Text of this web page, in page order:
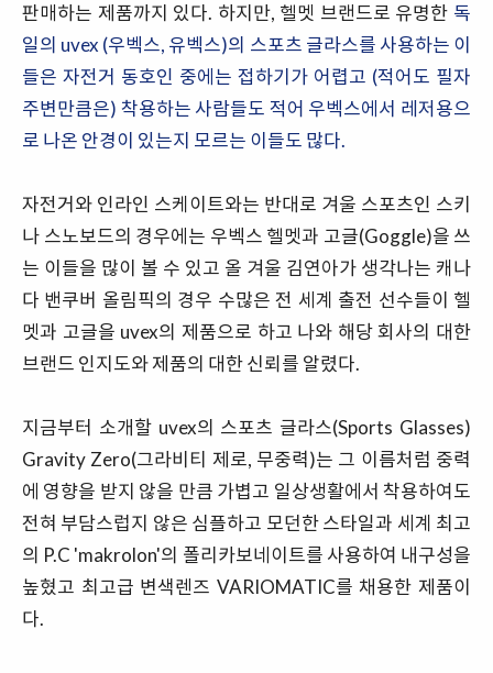
판매하는 제품까지 있다. 하지만, 헬멧 브랜드로 유명한 독
일의 uvex (우벡스, 유벡스)의 스포츠 글라스를 사용하는 이
들은 자전거 동호인 중에는 접하기가 어렵고 (적어도 필자
주변만큼은) 착용하는 사람들도 적어 우벡스에서 레저용으
로 나온 안경이 있는지 모르는 이들도 많다.
자전거와 인라인 스케이트와는 반대로 겨울 스포츠인 스키
나 스노보드의 경우에는 우벡스 헬멧과 고글(Goggle)을 쓰
는 이들을 많이 볼 수 있고 올 겨울 김연아가 생각나는 캐나
다 밴쿠버 올림픽의 경우 수많은 전 세계 출전 선수들이 헬
멧과 고글을 uvex의 제품으로 하고 나와 해당 회사의 대한
브랜드 인지도와 제품의 대한 신뢰를 알렸다.
지금부터 소개할 uvex의 스포츠 글라스(Sports Glasses)
Gravity Zero(그라비티 제로, 무중력)는 그 이름처럼 중력
에 영향을 받지 않을 만큼 가볍고 일상생활에서 착용하여도
전혀 부담스럽지 않은 심플하고 모던한 스타일과 세계 최고
의 P.C 'makrolon'의 폴리카보네이트를 사용하여 내구성을
높혔고 최고급 변색렌즈 VARIOMATIC를 채용한 제품이
다.